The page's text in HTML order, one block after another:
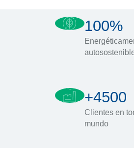
100%
+4500
Clientes en
mundo